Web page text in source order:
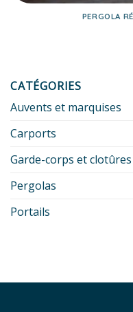
PERGOLA
CATÉGORIES
Auvents et marquises
Carports
Garde-corps et clotûres
Pergolas
Portails